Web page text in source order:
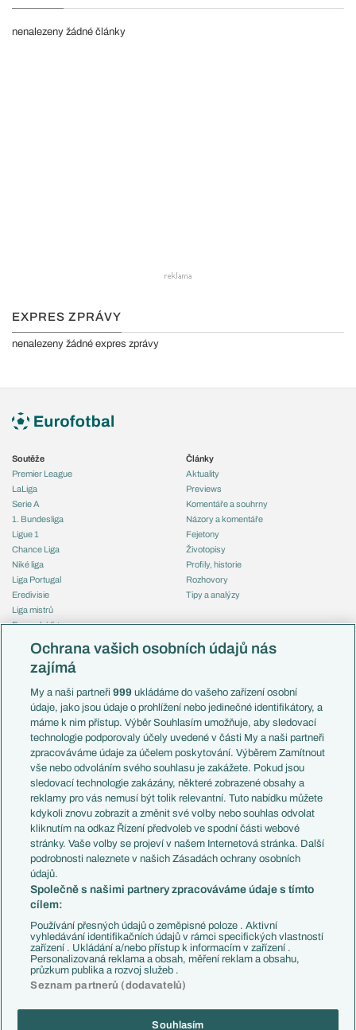
nenalezeny žádné články
EXPRES ZPRÁVY
nenalezeny žádné expres zprávy
Soutěže
Premier League
LaLiga
Serie A
1. Bundesliga
Ligue 1
Chance Liga
Niké liga
Liga Portugal
Eredivisie
Liga mistrů
Evropská liga
Mistrovství světa
Liga národů
Témata
Představení týmů MS
EuroSkauting
PL v kostce
Evropské koeficienty
Přestupy
Přestupové spekulace
Zranění
Kluby
Arsenal FC
Chelsea FC
Manchester United
AC Milán
Juventus FC
Bayern Mnichov
FC Barcelona
Real Madrid
Články
Aktuality
Previews
Komentáře a souhrny
Názory a komentáře
Fejetony
Životopisy
Profily, historie
Rozhovory
Tipy a analýzy
Česko
Francie
Itálie
Německo
Španělsko
Argentina
Brazílie
Přestupy
Zápasy
Livescore
Tipovací soutěž
Ochrana vašich osobních údajů nás
zajímá
My a naši partneři999 ukládáme do vašeho zařízení osobní
údaje, jako jsou údaje o prohlížení nebo jedinečné identifikátory, a
máme k nim přístup. Výběr Souhlasím umožňuje, aby sledovací
technologie podporovaly účely uvedené v části My a naši partneři
zpracováváme údaje za účelem poskytování. Výběrem Zamítnout
vše nebo odvoláním svého souhlasu je zakážete. Pokud jsou
sledovací technologie zakázány, některé zobrazené obsahy a
reklamy pro vás nemusí být tolik relevantní. Tuto nabídku můžete
kdykoli znovu zobrazit a změnit své volby nebo souhlas odvolat
kliknutím na odkaz Řízení předvoleb ve spodní části webové
stránky. Vaše volby se projeví v našem Internetová stránka. Další
podrobnosti naleznete v našich Zásadách ochrany osobních
údajů.
Společně s našimi partnery zpracováváme údaje s tímto
cílem:
Používání přesných údajů o zeměpisné poloze . Aktivní
vyhledávání identifikačních údajů v rámci specifických vlastností
zařízení . Ukládání a/nebo přístup k informacím v zařízení .
Personalizovaná reklama a obsah, měření reklam a obsahu,
průzkum publika a rozvoj služeb .
Seznam partnerů (dodavatelů)
Souhlasím